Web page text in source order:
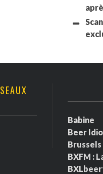
Babine
Beer
BXFM :